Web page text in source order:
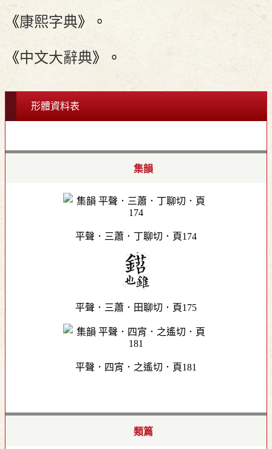
《康熙字典》。
《中文大辭典》。
形體資料表
集韻
平聲．三蕭．丁聊切．頁174
平聲．三蕭．田聊切．頁175
平聲．四宵．之遙切．頁181
類篇